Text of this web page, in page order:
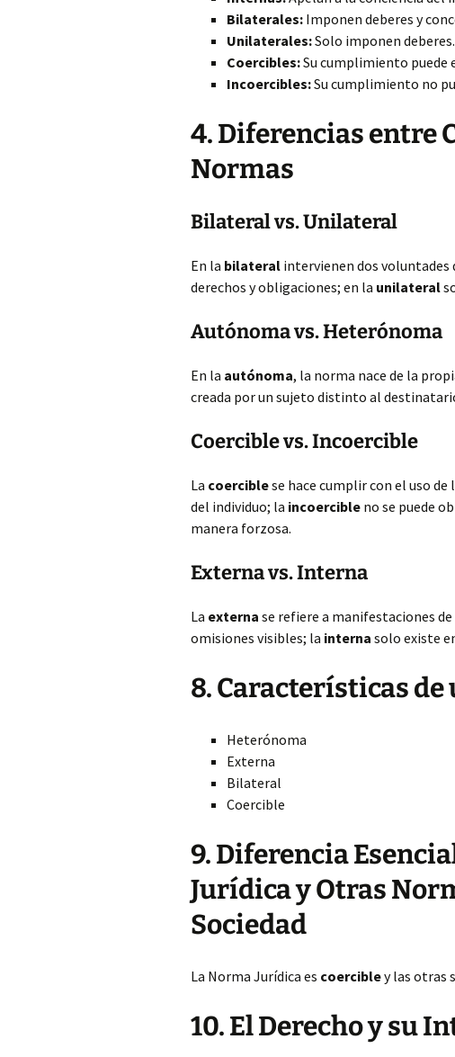
Bilaterales: Imponen deberes y
Unilaterales:Solo imponen deberes.
Coercibles:Su cumplimiento puede
Incoercibles:Su cumplimiento no
4. Diferencias entre
Normas
Bilateral vs. Unilateral
En la bilateral intervienen dos voluntades
derechos y obligaciones; en la unilateral
Autónoma vs. Heterónoma
En la autónoma, la norma nace de la
creada por un sujeto distinto al
Coercible vs. Incoercible
La coerciblese hace cumplir con el uso
del individuo; la incoercible no se puede
manera forzosa.
Externa vs. Interna
La externa se refiere a manifestaciones
omisiones visibles; la interna solo existe
8. Características
Heterónoma
Externa
Bilateral
Coercible
9. Diferencia
Jurídica y Otras
Sociedad
La Norma Jurídica es coercibley las otras
10. El Derecho y su